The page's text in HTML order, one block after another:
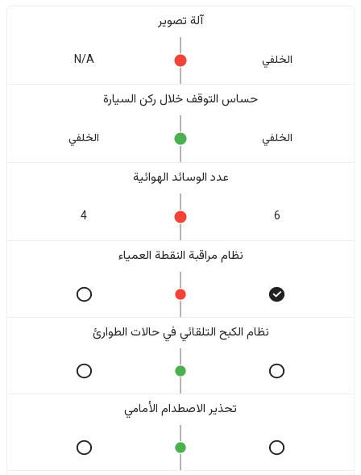
آلة تصوير
الخلفي N/A
حساس التوقف خلال ركن السيارة
الخلفي الخلفي
عدد الوسائد الهوائية
6
4
نظام مراقبة النقطة العمياء
نظام الكبح التلقائي في حالات الطوارئ
تحذير الاصطدام الأمامي